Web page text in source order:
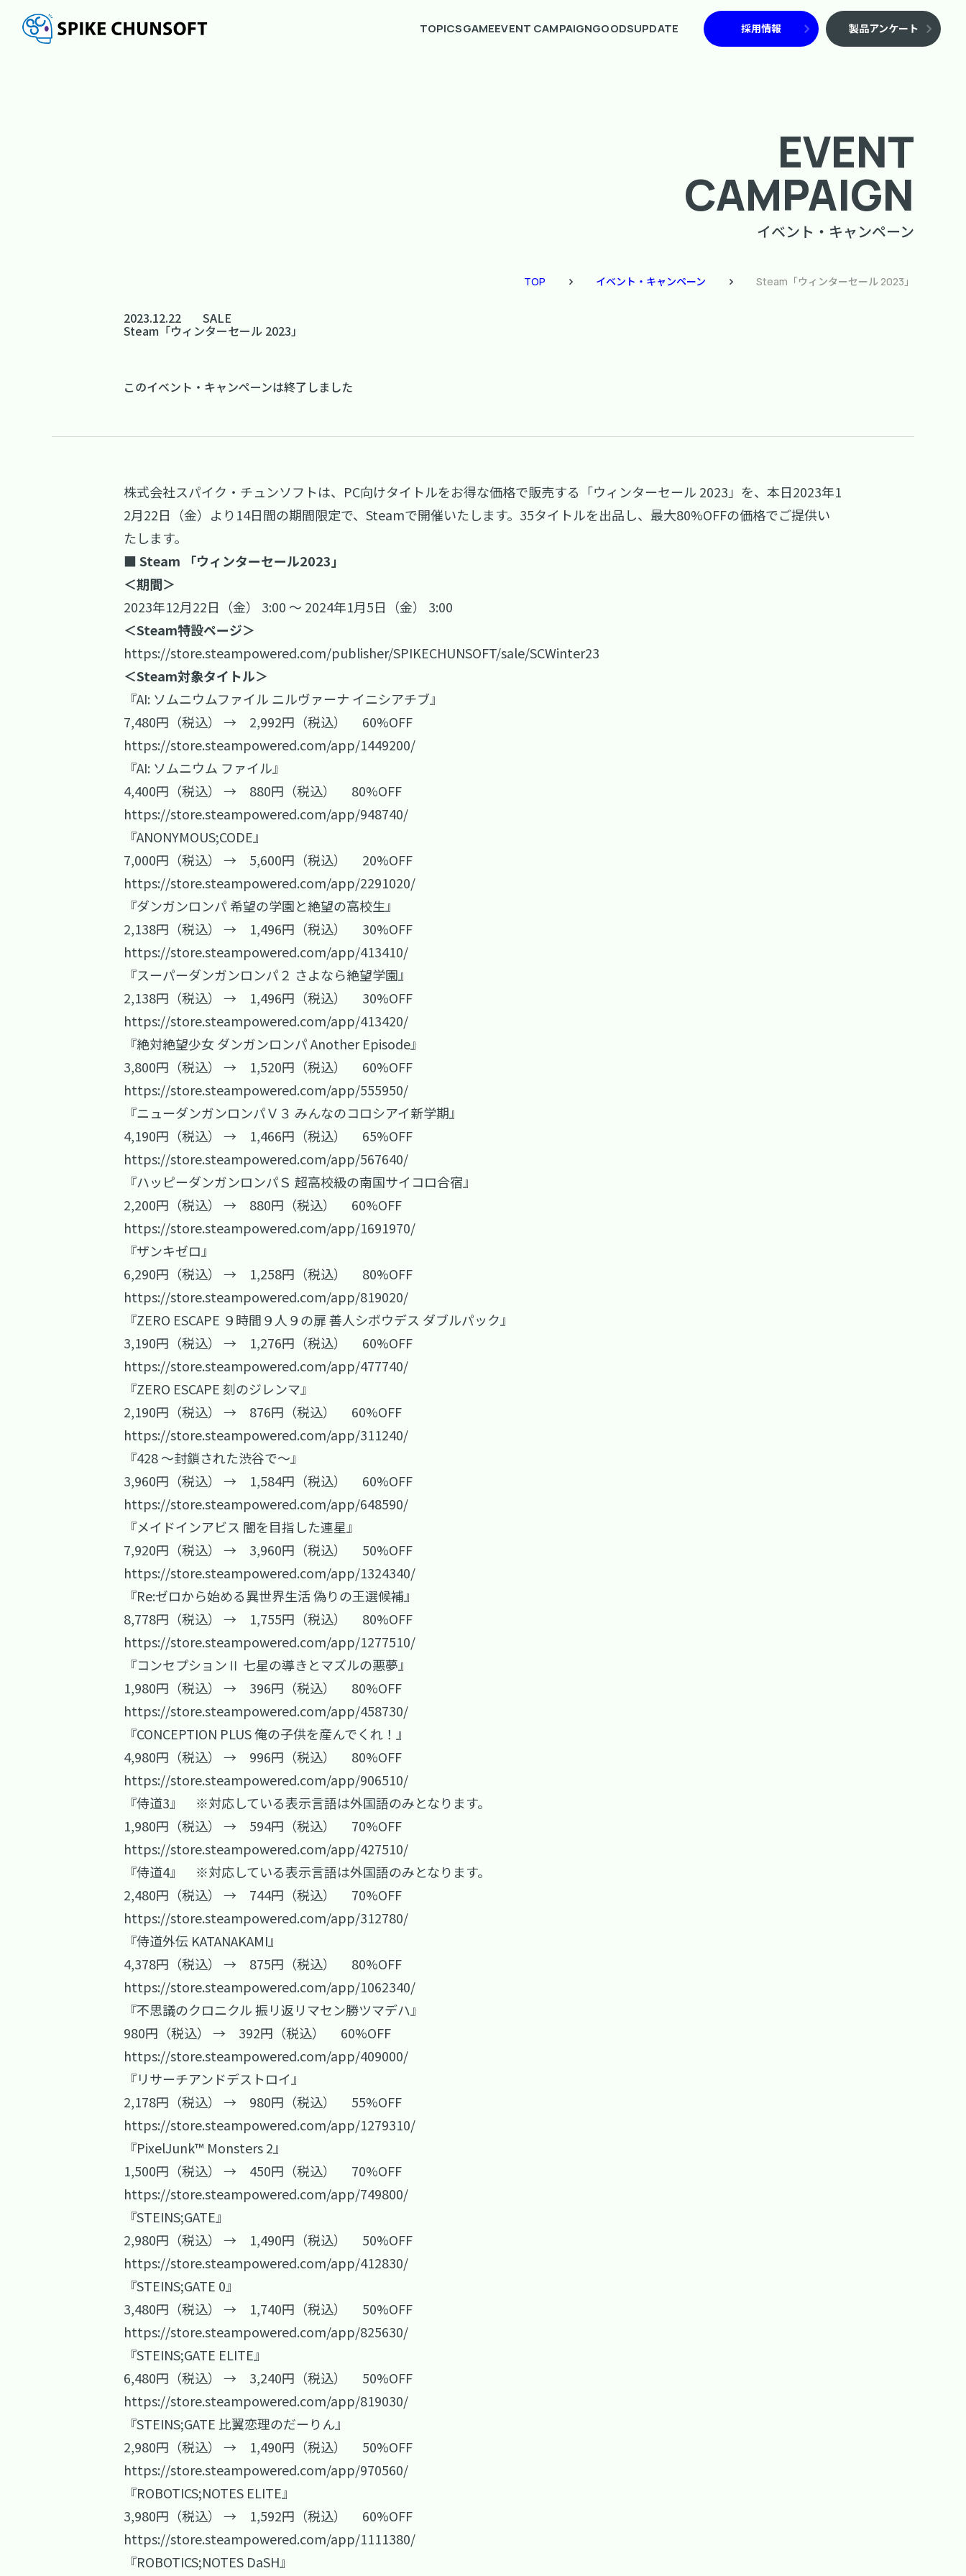
TOPICSGAMEEVENT CAMPAIGNGOODSUPDATE 採用情報 製品アンケート
EVENT
CAMPAIGN
イベント・キャンペーン
TOP イベント・キャンペーン Steam「ウィンターセール 2023」
2023.12.22 SALE
Steam「ウィンターセール 2023」
このイベント・キャンペーンは終了しました
株式会社スパイク・チュンソフトは、PC向けタイトルをお得な価格で販売する「ウィンターセール 2023」を、本日2023年1
2月22日（金）より14日間の期間限定で、Steamで開催いたします。35タイトルを出品し、最大80%OFFの価格でご提供い
たします。
■ Steam 「ウィンターセール2023」
＜期間＞
2023年12月22日（金） 3:00 ～ 2024年1月5日（金） 3:00
＜Steam特設ページ＞
https://store.steampowered.com/publisher/SPIKECHUNSOFT/sale/SCWinter23
＜Steam対象タイトル＞
『AI: ソムニウムファイル ニルヴァーナ イニシアチブ』
7,480円（税込） → 2,992円（税込） 60%OFF
https://store.steampowered.com/app/1449200/
『AI: ソムニウム ファイル』
4,400円（税込） → 880円（税込） 80%OFF
https://store.steampowered.com/app/948740/
『ANONYMOUS;CODE』
7,000円（税込） → 5,600円（税込） 20%OFF
https://store.steampowered.com/app/2291020/
『ダンガンロンパ 希望の学園と絶望の高校生』
2,138円（税込） → 1,496円（税込） 30%OFF
https://store.steampowered.com/app/413410/
『スーパーダンガンロンパ２ さよなら絶望学園』
2,138円（税込） → 1,496円（税込） 30%OFF
https://store.steampowered.com/app/413420/
『絶対絶望少女 ダンガンロンパ Another Episode』
3,800円（税込） → 1,520円（税込） 60%OFF
https://store.steampowered.com/app/555950/
『ニューダンガンロンパＶ３ みんなのコロシアイ新学期』
4,190円（税込） → 1,466円（税込） 65%OFF
https://store.steampowered.com/app/567640/
『ハッピーダンガンロンパＳ 超高校級の南国サイコロ合宿』
2,200円（税込） → 880円（税込） 60%OFF
https://store.steampowered.com/app/1691970/
『ザンキゼロ』
6,290円（税込） → 1,258円（税込） 80%OFF
https://store.steampowered.com/app/819020/
『ZERO ESCAPE ９時間９人９の扉 善人シボウデス ダブルパック』
3,190円（税込） → 1,276円（税込） 60%OFF
https://store.steampowered.com/app/477740/
『ZERO ESCAPE 刻のジレンマ』
2,190円（税込） → 876円（税込） 60%OFF
https://store.steampowered.com/app/311240/
『428 ～封鎖された渋谷で～』
3,960円（税込） → 1,584円（税込） 60%OFF
https://store.steampowered.com/app/648590/
『メイドインアビス 闇を目指した連星』
7,920円（税込） → 3,960円（税込） 50%OFF
https://store.steampowered.com/app/1324340/
『Re:ゼロから始める異世界生活 偽りの王選候補』
8,778円（税込） → 1,755円（税込） 80%OFF
https://store.steampowered.com/app/1277510/
『コンセプションⅡ 七星の導きとマズルの悪夢』
1,980円（税込） → 396円（税込） 80%OFF
https://store.steampowered.com/app/458730/
『CONCEPTION PLUS 俺の子供を産んでくれ！』
4,980円（税込） → 996円（税込） 80%OFF
https://store.steampowered.com/app/906510/
『侍道3』 ※対応している表示言語は外国語のみとなります。
1,980円（税込） → 594円（税込） 70%OFF
https://store.steampowered.com/app/427510/
『侍道4』 ※対応している表示言語は外国語のみとなります。
2,480円（税込） → 744円（税込） 70%OFF
https://store.steampowered.com/app/312780/
『侍道外伝 KATANAKAMI』
4,378円（税込） → 875円（税込） 80%OFF
https://store.steampowered.com/app/1062340/
『不思議のクロニクル 振リ返リマセン勝ツマデハ』
980円（税込） → 392円（税込） 60%OFF
https://store.steampowered.com/app/409000/
『リサーチアンドデストロイ』
2,178円（税込） → 980円（税込） 55%OFF
https://store.steampowered.com/app/1279310/
『PixelJunk™ Monsters 2』
1,500円（税込） → 450円（税込） 70%OFF
https://store.steampowered.com/app/749800/
『STEINS;GATE』
2,980円（税込） → 1,490円（税込） 50%OFF
https://store.steampowered.com/app/412830/
『STEINS;GATE 0』
3,480円（税込） → 1,740円（税込） 50%OFF
https://store.steampowered.com/app/825630/
『STEINS;GATE ELITE』
6,480円（税込） → 3,240円（税込） 50%OFF
https://store.steampowered.com/app/819030/
『STEINS;GATE 比翼恋理のだーりん』
2,980円（税込） → 1,490円（税込） 50%OFF
https://store.steampowered.com/app/970560/
『ROBOTICS;NOTES ELITE』
3,980円（税込） → 1,592円（税込） 60%OFF
https://store.steampowered.com/app/1111380/
『ROBOTICS;NOTES DaSH』